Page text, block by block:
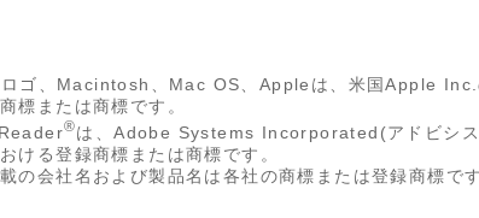
ゴ、Macintosh、Mac OS、Appleは、米国Apple Inc.
標または商標です。
Reader®は、Adobe Systems Incorporated(アドビシス
ける登録商標または商標です。
の会社名および製品名は各社の商標または登録商標です